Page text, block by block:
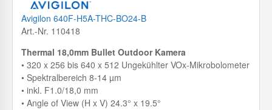
Avigilon 640F-H5A-THC-BO24-B
Art.-Nr. 110418
Thermal 18,0mm Bullet Outdoor Kamera
• 320 x 256 bis 640 x 512 Ungekühlter VOx-Mikrobolometer
• Spektralbereich 8-14 µm
• inkl. F1.0/18,0 mm
• Angle of View (H x V) 24.3° x 19.5°